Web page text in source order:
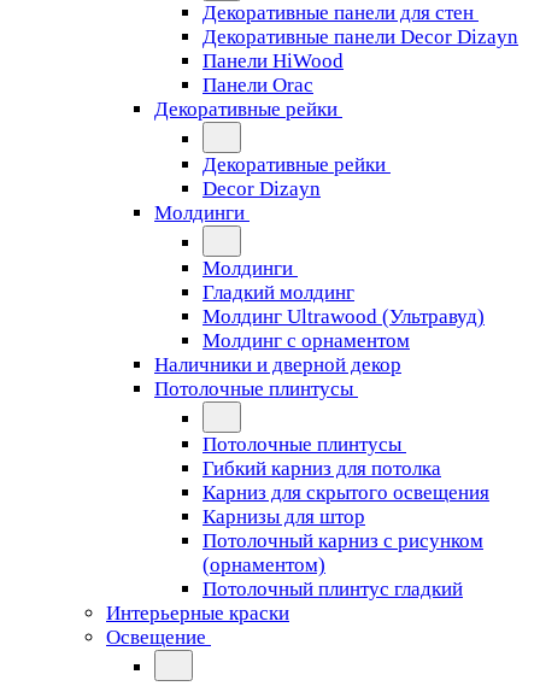
Декоративные панели для стен
Декоративные панели Decor Dizayn
Панели HiWood
Панели Orac
Декоративные рейки
Декоративные рейки
Decor Dizayn
Молдинги
Молдинги
Гладкий молдинг
Молдинг Ultrawood (Ультравуд)
Молдинг с орнаментом
Наличники и дверной декор
Потолочные плинтусы
Потолочные плинтусы
Гибкий карниз для потолка
Карниз для скрытого освещения
Карнизы для штор
Потолочный карниз с рисунком
(орнаментом)
Потолочный плинтус гладкий
Интерьерные краски
Освещение